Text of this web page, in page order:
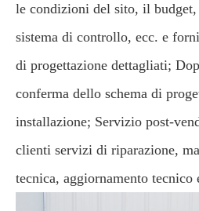
le condizioni del sito, il budget,
sistema di controllo, ecc. e
di progettazione dettagliati;
conferma dello schema di
installazione; Servizio post-
clienti servizi di riparazione,
tecnica, aggiornamento